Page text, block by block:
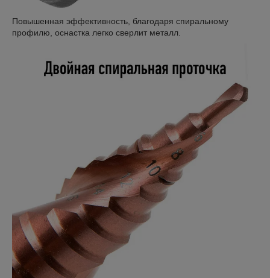
Повышенная эффективность, благодаря спиральному
профилю, оснастка легко сверлит металл.